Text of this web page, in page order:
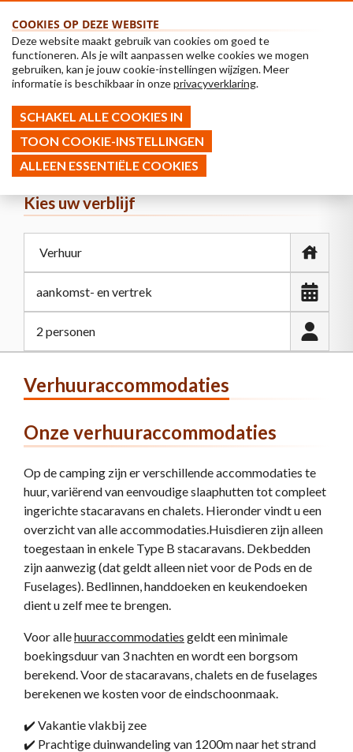
Kies uw verblijf
2 personen
Verhuuraccommodaties
Onze verhuuraccommodaties
Op de camping zijn er verschillende accommodaties te
huur, variërend van eenvoudige slaaphutten tot compleet
ingerichte stacaravans en chalets. Hieronder vindt u een
overzicht van alle accommodaties.Huisdieren zijn alleen
toegestaan in enkele Type B stacaravans. Dekbedden
zijn aanwezig (dat geldt alleen niet voor de Pods en de
Fuselages). Bedlinnen, handdoeken en keukendoeken
dient u zelf mee te brengen.
Voor allehuuraccommodaties geldt een minimale
boekingsduur van 3 nachten en wordt een borgsom
berekend. Voor de stacaravans, chalets en de fuselages
berekenen we kosten voor de eindschoonmaak.
✔️ Vakantie vlakbij zee
✔️ Prachtige duinwandeling van 1200m naar het strand
COOKIES OP DEZE WEBSITE
Deze website maakt gebruik van cookies om goed te
functioneren. Als je wilt aanpassen welke cookies we mogen
gebruiken, kan je jouw cookie-instellingen wijzigen. Meer
informatie is beschikbaar in onzeprivacyverklaring.
SCHAKEL ALLE COOKIES IN
TOON COOKIE-INSTELLINGEN
ALLEEN ESSENTIËLE COOKIES